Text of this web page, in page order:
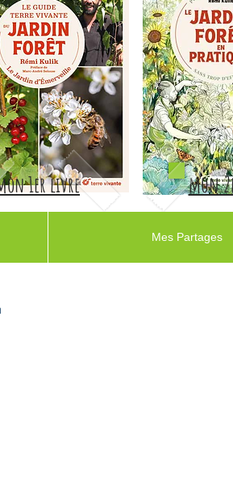
1er livre mon
Mes Partages